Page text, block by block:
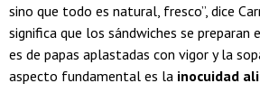
sino que todo es natural, fresco”, dice
significa que los sándwiches se preparan
es de papas aplastadas con vigor y la
aspecto fundamental es la inocuidad